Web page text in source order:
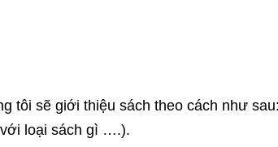
tôi sẽ giới thiệu sách theo cách như
loại sách gì ….).